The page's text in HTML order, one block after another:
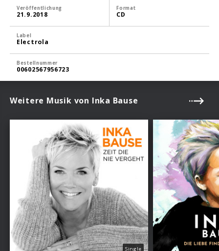
Veröffentlichung
21.9.2018
Format
CD
Label
Electrola
Bestellnummer
00602567956723
Weitere Musik von Inka Bause
Single